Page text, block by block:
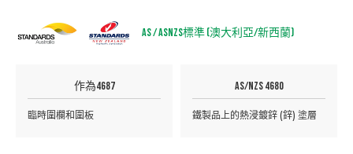
AS / ASNZS標準 (澳大利亞/新西蘭)
作為4687
臨時圍欄和圍板
AS/NZS 4680
鐵製品上的熱浸鍍鋅 (鋅) 塗層